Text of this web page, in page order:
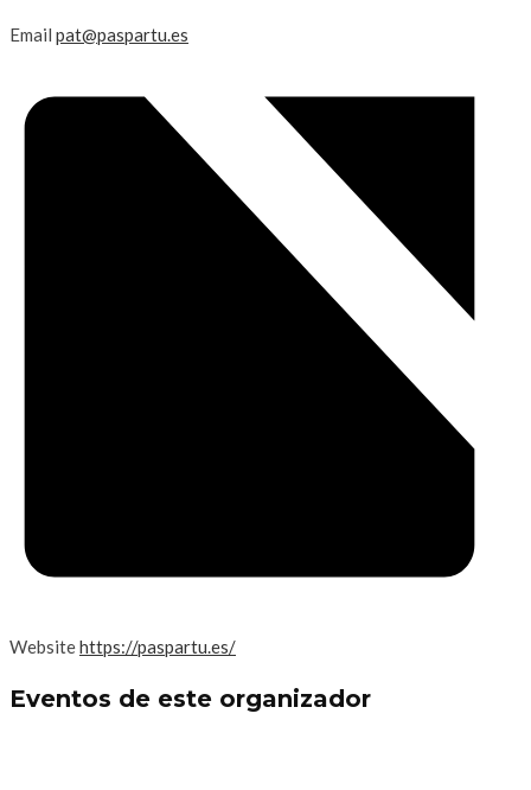
Email pat@paspartu.es
Websitehttps://paspartu.es/
Eventos de este organizador